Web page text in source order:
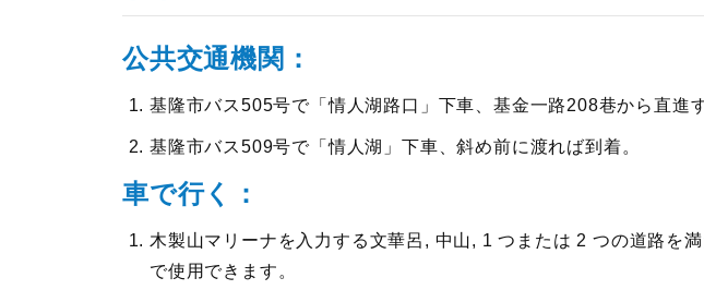
公共交通機関：
基隆市バス505号で「情人湖路口」下車、基金一路208巷から直進
基隆市バス509号で「情人湖」下車、斜め前に渡れば到着。
車で行く：
木製山マリーナを入力する文華呂, 中山, 1 つまたは 2 つの道路を
で使用できます。